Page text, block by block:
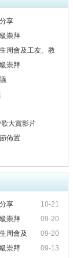
享
崇拜
周會及工友、教
崇拜
大賞影片
佈置
10-21
享
09-20
崇拜
09-20
周會及
09-13
崇拜